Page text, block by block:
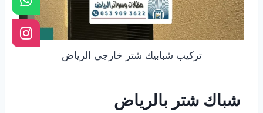
تركيب شبابيك شتر خارجي الرياض
شباك شتر بالرياض